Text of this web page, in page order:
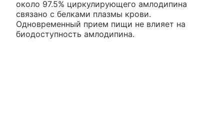
около 97.5% циркулирующего амлодипина
связано с белками плазмы крови.
Одновременный прием пищи не влияет на
биодоступность амлодипина.